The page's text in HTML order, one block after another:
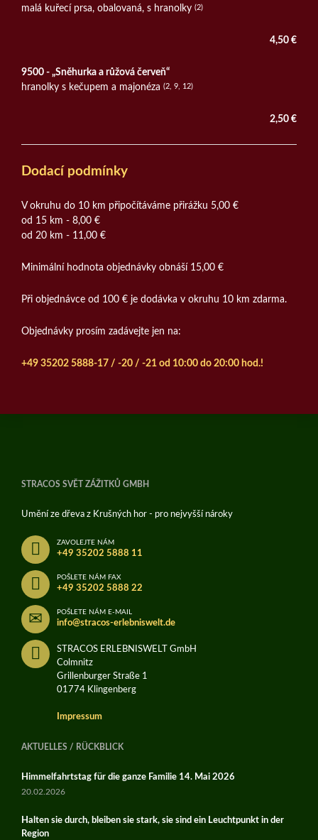
malá kuřecí prsa, obalovaná, s hranolky (2)
4,50 €
9500 - „Sněhurka a růžová červeň“
hranolky s kečupem a majonéza (2, 9, 12)
2,50 €
Dodací podmínky
V okruhu do 10 km připočítáváme přirážku 5,00 €
od 15 km - 8,00 €
od 20 km - 11,00 €
Minimální hodnota objednávky obnáší 15,00 €
Při objednávce od 100 € je dodávka v okruhu 10 km zdarma.
Objednávky prosím zadávejte jen na:
+49 35202 5888-17 / -20 / -21 od 10:00 do 20:00 hod.!
STRACOS SVĚT ZÁŽITKŮ GMBH
Umění ze dřeva z Krušných hor - pro nejvyšší nároky
ZAVOLEJTE NÁM
+49 35202 5888 11
POŠLETE NÁM FAX
+49 35202 5888 22
POŠLETE NÁM E-MAIL
info@stracos-erlebniswelt.de
STRACOS ERLEBNISWELT GmbH
Colmnitz
Grillenburger Straße 1
01774 Klingenberg
Impressum
AKTUELLES / RÜCKBLICK
Himmelfahrtstag für die ganze Familie 14. Mai 2026
20.02.2026
Halten sie durch, bleiben sie stark, sie sind ein Leuchtpunkt in der
Region